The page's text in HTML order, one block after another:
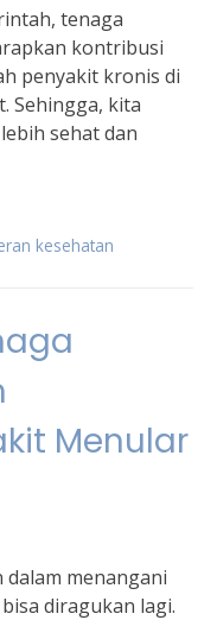
tenaga
kontribusi
penyakit kronis di
Sehingga, kita
sehat dan
kesehatan
Menular
menangani
diragukan lagi.